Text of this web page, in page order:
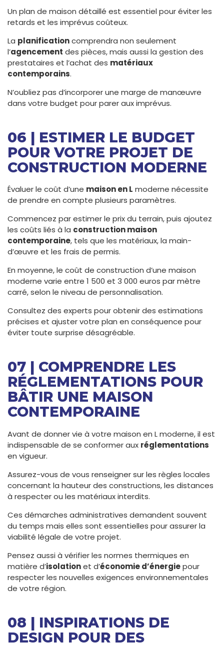
Un plan de maison détaillé est essentiel pour éviter les
retards et les imprévus coûteux.
La planificationcomprendra non seulement
l’agencement des pièces, mais aussi la gestion des
prestataires et l’achat des matériaux
contemporains.
N’oubliez pas d’incorporer une marge de manœuvre
dans votre budget pour parer aux imprévus.
06 | ESTIMER LE BUDGET
POUR VOTRE PROJET DE
CONSTRUCTION MODERNE
Évaluer le coût d’une maison en L moderne nécessite
de prendre en compte plusieurs paramètres.
Commencez par estimer le prix du terrain, puis ajoutez
les coûts liés à la construction maison
contemporaine, tels que les matériaux, la main-
d’œuvre et les frais de permis.
En moyenne, le coût de construction d’une maison
moderne varie entre 1 500 et 3 000 euros par mètre
carré, selon le niveau de personnalisation.
Consultez des experts pour obtenir des estimations
précises et ajuster votre plan en conséquence pour
éviter toute surprise désagréable.
07 | COMPRENDRE LES
RÉGLEMENTATIONS POUR
BÂTIR UNE MAISON
CONTEMPORAINE
Avant de donner vie à votre maison en L moderne, il est
indispensable de se conformer aux réglementations
en vigueur.
Assurez-vous de vous renseigner sur les règles locales
concernant la hauteur des constructions, les distances
à respecter ou les matériaux interdits.
Ces démarches administratives demandent souvent
du temps mais elles sont essentielles pour assurer la
viabilité légale de votre projet.
Pensez aussi à vérifier les normes thermiques en
matière d’isolationet d’économie d’énergiepour
respecter les nouvelles exigences environnementales
de votre région.
08 | INSPIRATIONS DE
DESIGN POUR DES